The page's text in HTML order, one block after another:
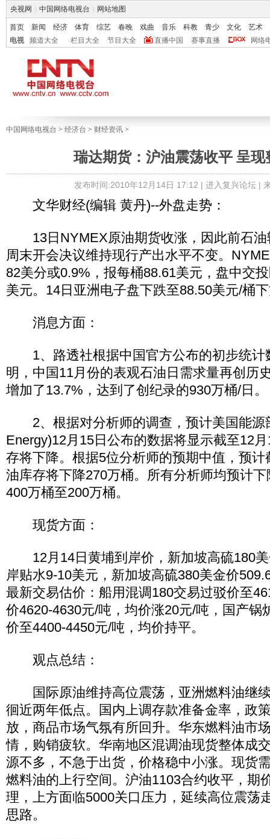
央视网 中国网络电视台 网站地图
首页 新闻 经济 体育 综艺 春晚 戏曲 音乐 科教 青少 文化
艺术
电视
频道大全 栏目大全 节目大全 直播中国 赛事直播 网络
中国网络电视台 > 经济台 > 财经资讯 >
瑞达期货：沪油震荡收平 呈现
发布时间:2010年12月14日 17:12 | 进入复兴论坛|
文华财经(编辑 黄丹)--外盘走势：
13日NYMEX原油期货收涨，因此前石油
周末开会决议维持现行产出水平不变。
82美分或0.9%，报每桶88.61美元，盘中交
美元。14日亚洲电子盘下跌至88.50美元/桶
消息方面：
1、路透社根据中国官方公布的初步统计
明，中国11月份的表观石油日需求量再创历
增加了13.7%，达到了创纪录的930万桶/日。
2、根据对分析师的调查，预计美国能源
Energy)12月15日公布的数据将显示截至12
存将下降。根据5位分析师的预期中值，预
油库存将下降270万桶。所有分析师均预计
400万桶至200万桶。
现货方面：
12月14日黄埔到岸价，新加坡高硫180美
岸贴水9-10美元，新加坡高硫380美金价
最新交易估价：船用混调180交易过驳价至
价4620-4630元/吨，均价涨20元/吨，国产锅
价至4400-4450元/吨，均价持平。
观点总结：
国际原油维持高位震荡，亚洲燃料油继
徊近两年低点。国内上调存款准备金率，政
放，商品市场气氛有所回升。华东燃料油市
情，购销疲软。华南地区混调油现货整体成
源不多，不急于出货，价格稳中小涨。现货
燃料油的上行空间。沪油1103合约收平，期
理，上方面临5000关口压力，延续高位震荡
思路。